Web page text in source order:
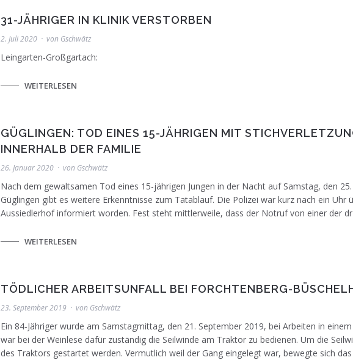
31-JÄHRIGER IN KLINIK VERSTORBEN
2. Juli 2020 von Gschwätz
Leingarten-Großgartach:
WEITERLESEN
GÜGLINGEN: TOD EINES 15-JÄHRIGEN MIT
INNERHALB DER FAMILIE
26. Januar 2020 von Gschwätz
Nach dem gewaltsamen Tod eines 15-jährigen Jungen in der Nacht auf Samstag, den
Güglingen gibt es weitere Erkenntnisse zum Tatablauf. Die Polizei war kurz nach ein Uhr
Aussiedlerhof informiert worden. Fest steht mittlerweile, dass der Notruf von einer der
WEITERLESEN
TÖDLICHER ARBEITSUNFALL BEI FORCHTENBERG-
23. September 2019 von Gschwätz
Ein 84-Jähriger wurde am Samstagmittag, den 21. September 2019, bei Arbeiten in
war bei der Weinlese dafür zuständig die Seilwinde am Traktor zu bedienen. Um die
des Traktors gestartet werden. Vermutlich weil der Gang eingelegt war, bewegte sich